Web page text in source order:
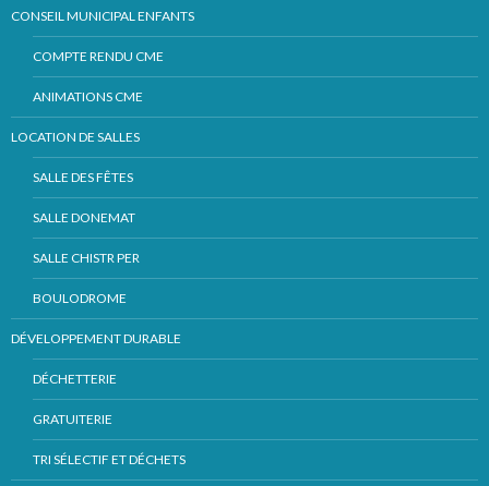
CONSEIL MUNICIPAL ENFANTS
COMPTE RENDU CME
ANIMATIONS CME
LOCATION DE SALLES
SALLE DES FÊTES
SALLE DONEMAT
SALLE CHISTR PER
BOULODROME
DÉVELOPPEMENT DURABLE
DÉCHETTERIE
GRATUITERIE
TRI SÉLECTIF ET DÉCHETS